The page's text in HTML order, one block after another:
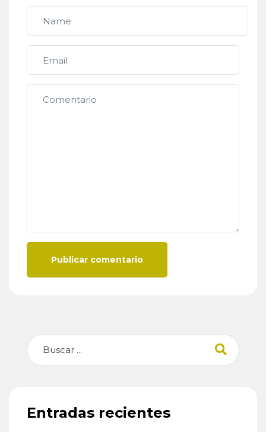
Publicar comentario
Buscar
Entradas recientes